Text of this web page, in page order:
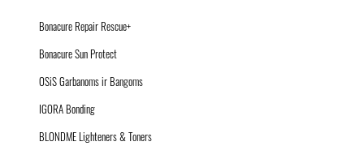
Bonacure Repair Rescue+
Bonacure Sun Protect
OSiS Garbanoms ir Bangoms
IGORA Bonding
BLONDME Lighteners & Toners